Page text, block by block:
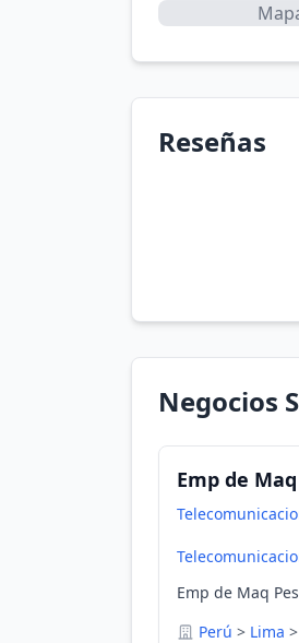
Reseñas
Negocios
Emp de
Emp de Maq
Perú > Lima >